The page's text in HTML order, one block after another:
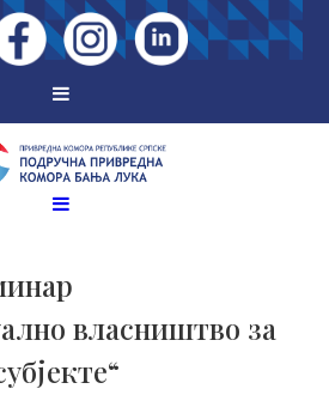
власништво за